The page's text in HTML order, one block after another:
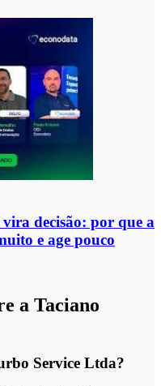
decisão: por que a
e age pouco
a Taciano
Service Ltda?